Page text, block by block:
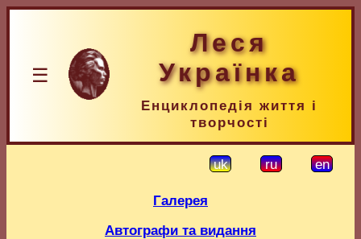
☰
Леся
Українка
Енциклопедія життя і
творчості
uk ru en
Галерея
Автографи та видання